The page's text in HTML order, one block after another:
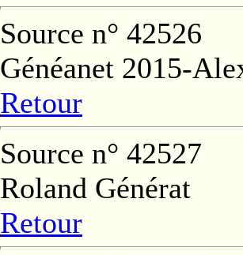
Source n° 42526
Généanet 2015-
Retour
Source n° 42527
Roland Générat
Retour